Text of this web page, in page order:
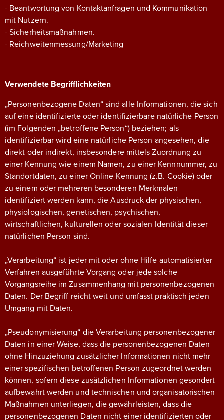
- Beantwortung von Kontaktanfragen und Kommunikation
mit Nutzern.
- Sicherheitsmaßnahmen.
- Reichweitenmessung/Marketing
Verwendete Begrifflichkeiten
„Personenbezogene Daten“ sind alle Informationen, die sich
auf eine identifizierte oder identifizierbare natürliche Person
(im Folgenden „betroffene Person“) beziehen; als
identifizierbar wird eine natürliche Person angesehen, die
direkt oder indirekt, insbesondere mittels Zuordnung zu
einer Kennung wie einem Namen, zu einer Kennnummer, zu
Standortdaten, zu einer Online-Kennung (z.B. Cookie) oder
zu einem oder mehreren besonderen Merkmalen
identifiziert werden kann, die Ausdruck der physischen,
physiologischen, genetischen, psychischen,
wirtschaftlichen, kulturellen oder sozialen Identität dieser
natürlichen Person sind.
„Verarbeitung“ ist jeder mit oder ohne Hilfe automatisierter
Verfahren ausgeführte Vorgang oder jede solche
Vorgangsreihe im Zusammenhang mit personenbezogenen
Daten. Der Begriff reicht weit und umfasst praktisch jeden
Umgang mit Daten.
„Pseudonymisierung“ die Verarbeitung personenbezogener
Daten in einer Weise, dass die personenbezogenen Daten
ohne Hinzuziehung zusätzlicher Informationen nicht mehr
einer spezifischen betroffenen Person zugeordnet werden
können, sofern diese zusätzlichen Informationen gesondert
aufbewahrt werden und technischen und organisatorischen
Maßnahmen unterliegen, die gewährleisten, dass die
personenbezogenen Daten nicht einer identifizierten oder